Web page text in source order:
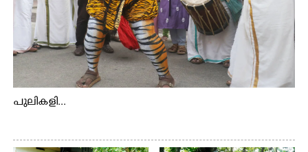
പുലികളി...